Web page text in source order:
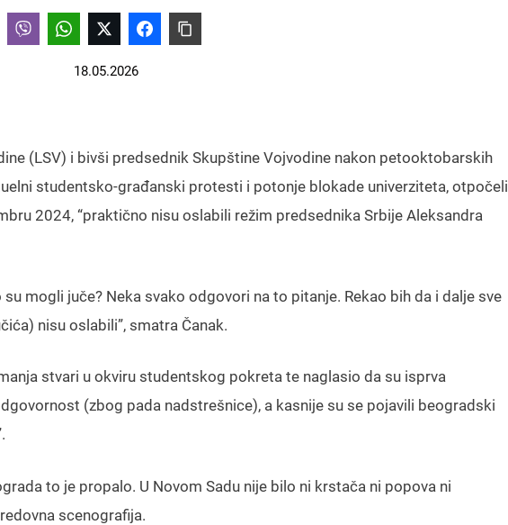
18.05.2026
(LSV) i bivši predsednik Skupštine Vojvodine nakon petooktobarskih
studentsko-građanski protesti i potonje blokade univerziteta, otpočeli
2024, “praktično nisu oslabili režim predsednika Srbije Aleksandra
mogli juče? Neka svako odgovori na to pitanje. Rekao bih da i dalje sve
nisu oslabili”, smatra Čanak.
stvari u okviru studentskog pokreta te naglasio da su isprva
(zbog pada nadstrešnice), a kasnije su se pojavili beogradski
to je propalo. U Novom Sadu nije bilo ni krstača ni popova ni
scenografija.